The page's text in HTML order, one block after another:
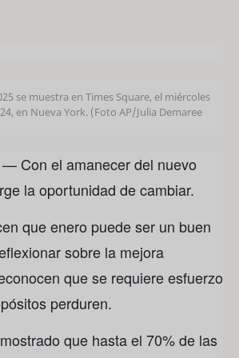
se muestra en Times Square, el miércoles
en Nueva York. (Foto AP/Julia Demaree
Con el amanecer del nuevo
la oportunidad de cambiar.
que enero puede ser un buen
sobre la mejora
que se requiere esfuerzo
perduren.
que hasta el 70% de las